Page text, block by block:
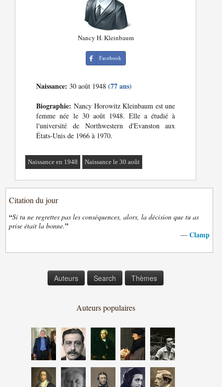
Nancy H. Kleinbaum
Facebook
Naissance: 30 août 1948(77 ans)
Biographie: Nancy Horowitz Kleinbaum est une
femme née le 30 août 1948. Elle a étudié à
l'université de Northwestern d'Evanston aux
États-Unis de 1966 à 1970.
Naissance en 1948 Naissance le 30 août
Citation du jour
“Si tu ne regrettes pas les conséquences, alors, la décision que tu as
prise était la bonne.”
— Clamp
Auteurs Search Thèmes
Auteurs populaires